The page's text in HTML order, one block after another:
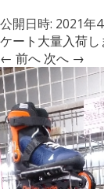
公開日時: 2021年
ケート大量入荷し
← 前へ 次へ →